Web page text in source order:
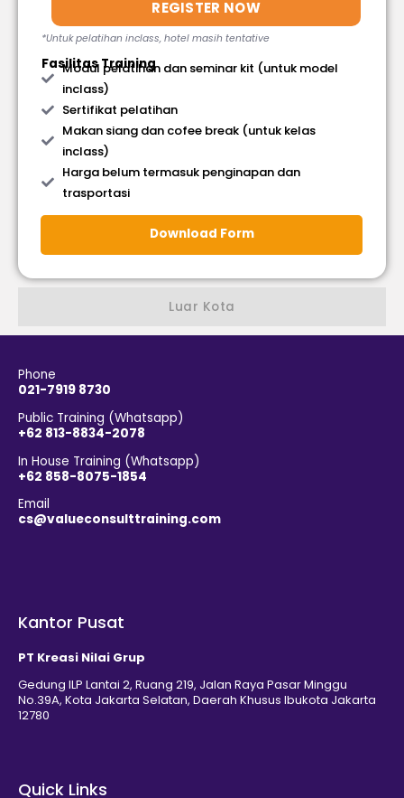
Luar Kota
REGISTER NOW
*Untuk pelatihan inclass, hotel masih tentative
Fasilitas Training
Modul pelatihan dan seminar kit (untuk model
inclass)
Sertifikat pelatihan
Makan siang dan cofee break (untuk kelas
inclass)
Harga belum termasuk penginapan dan
trasportasi
Download Form
Phone
021-7919 8730
Public Training (Whatsapp)
+62 813-8834-2078
In House Training (Whatsapp)
+62 858-8075-1854
Email
cs@valueconsulttraining.com
Kantor Pusat
PT Kreasi Nilai Grup
Gedung ILP Lantai 2, Ruang 219, Jalan Raya Pasar Minggu
No.39A, Kota Jakarta Selatan, Daerah Khusus Ibukota Jakarta
12780
Quick Links